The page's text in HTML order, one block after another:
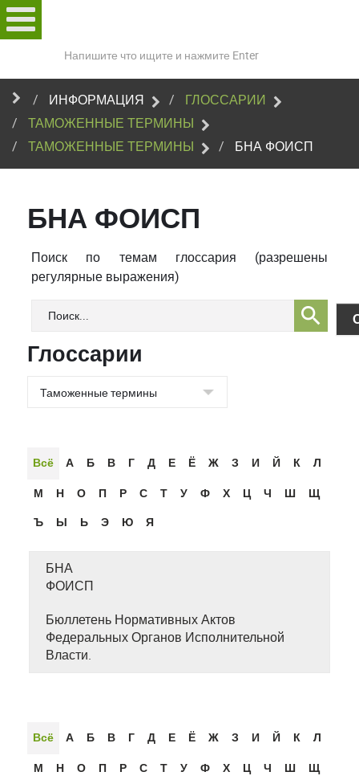
сайту
ИНФОРМАЦИЯ
ГЛОССАРИИ
ТАМОЖЕННЫЕ ТЕРМИНЫ
ТАМОЖЕННЫЕ ТЕРМИНЫ
БНА ФОИСП
БНА ФОИСП
Поиск по темам глоссария (разрешены
регулярные выражения)
Глоссарии
Всё А Б В Г Д Е Ё Ж З И Й К
Л
М
Н О П Р С Т У Ф Х Ц Ч Ш
Щ
Ъ
Ы Ь Э Ю Я
БНА
ФОИСП
Бюллетень Нормативных Актов
Федеральных Органов Исполнительной
Власти.
Всё А Б В Г Д Е Ё Ж З И Й К
Л
М
Н О П Р С Т У Ф Х Ц Ч Ш
Щ